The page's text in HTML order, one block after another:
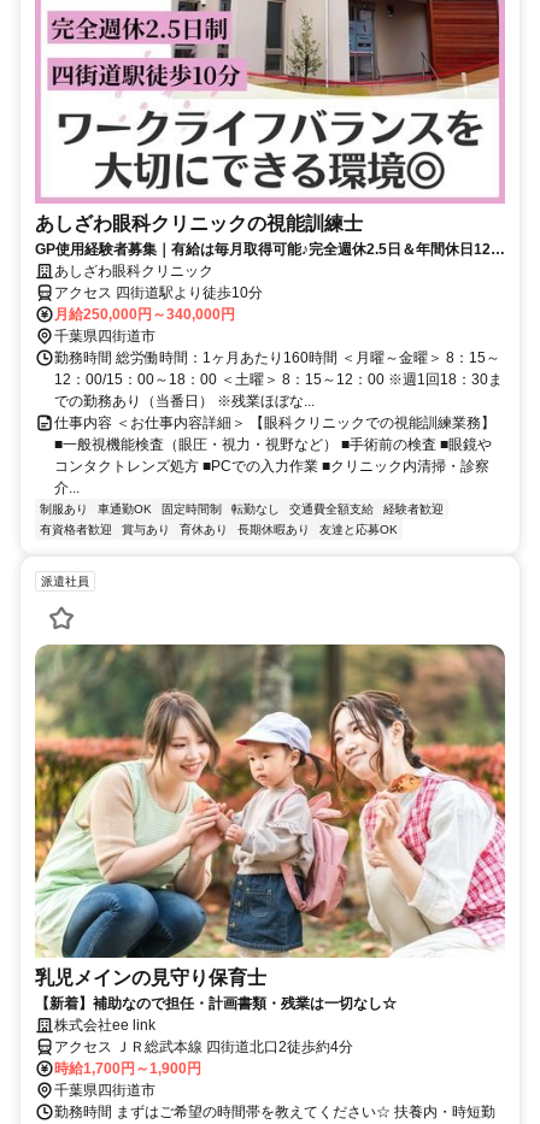
あしざわ眼科クリニックの視能訓練士
GP使用経験者募集｜有給は毎月取得可能♪完全週休2.5日＆年間休日120
日以上★
あしざわ眼科クリニック
アクセス 四街道駅より徒歩10分
月給250,000円～340,000円
千葉県四街道市
勤務時間 総労働時間：1ヶ月あたり160時間 ＜月曜～金曜＞ 8：15～
12：00/15：00～18：00 ＜土曜＞ 8：15～12：00 ※週1回18：30ま
での勤務あり（当番日） ※残業ほぼな...
仕事内容 ＜お仕事内容詳細＞ 【眼科クリニックでの視能訓練業務】
■一般視機能検査（眼圧・視力・視野など） ■手術前の検査 ■眼鏡や
コンタクトレンズ処方 ■PCでの入力作業 ■クリニック内清掃・診察
介...
制服あり 車通勤OK 固定時間制 転勤なし 交通費全額支給
経験者歓迎
有資格者歓迎
賞与あり 育休あり 長期休暇あり 友達と応募OK
派遣社員
乳児メインの見守り保育士
【新着】補助なので担任・計画書類・残業は一切なし☆
株式会社ee link
アクセス ＪＲ総武本線 四街道北口2徒歩約4分
時給1,700円～1,900円
千葉県四街道市
勤務時間 まずはご希望の時間帯を教えてください☆ 扶養内・時短勤